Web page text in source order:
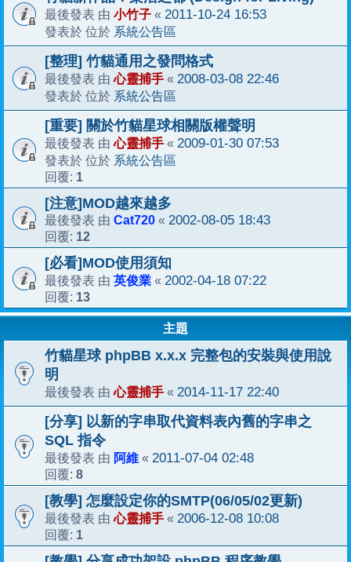
最後發表 由 小竹子 « 2011-10-24 16:53
發表於 位於 系統公告區
[整理] 竹貓通用之發問格式
最後發表 由心靈捕手 « 2008-03-08 22:46
發表於 位於 系統公告區
[重要] 關於竹貓星球相關版權聲明
最後發表 由心靈捕手 « 2009-01-30 07:53
發表於 位於 系統公告區
回覆: 1
[注意]MOD越來越多
最後發表 由 Cat720 « 2002-08-05 18:43
回覆: 12
[必看]MOD使用須知
最後發表 由 英俊業 « 2002-04-18 07:22
回覆: 13
主題
竹貓星球 phpBB x.x.x 完整包的安裝與使用說
明
最後發表 由心靈捕手 « 2014-11-17 22:40
[分享] 以新的字串取代資料表內舊的字串之
SQL 指令
最後發表 由 阿維 « 2011-07-04 02:48
回覆: 8
[教學] 怎麼設定你的SMTP(06/05/02更新)
最後發表 由心靈捕手 « 2006-12-08 10:08
回覆: 1